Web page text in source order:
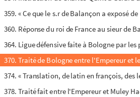
359. « Ce que le s.r de Balançon a exposé
360. Réponse du roi de France au sieur de
364. Ligue défensive faite à Bologne par
370. Traité de Bologne entre l'Empereur et
374. « Translation, de latin en françois, des
378. Traité fait entre l'Empereur et Muley